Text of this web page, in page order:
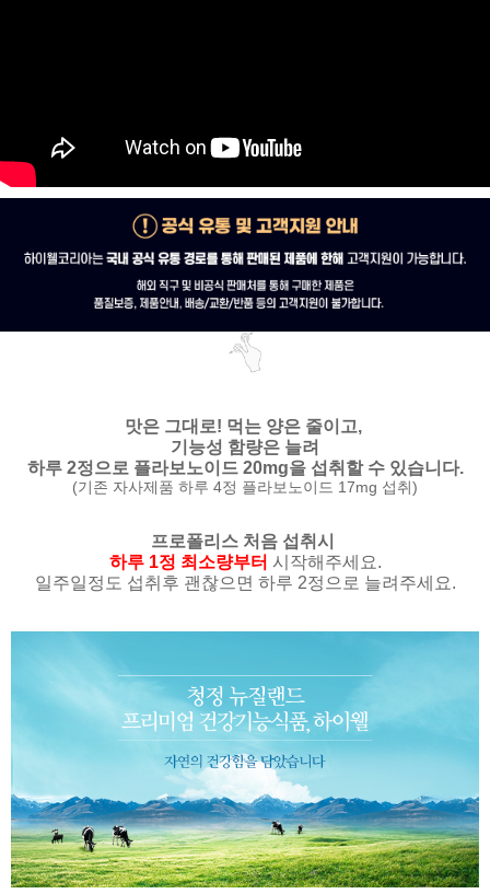
맛은 그대로! 먹는 양은 줄이고,
기능성 함량은 늘려
하루 2정으로 플라보노이드 20mg을 섭취할 수 있습니다.
(기존 자사제품 하루 4정 플라보노이드 17mg 섭취)
프로폴리스 처음 섭취시
하루 1정 최소량부터 시작해주세요.
일주일정도 섭취후 괜찮으면 하루 2정으로 늘려주세요.